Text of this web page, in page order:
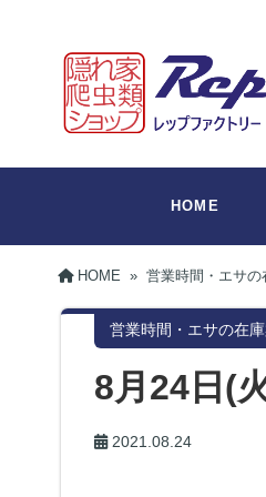
HOME
HOME » 営業時間・エサの
営業時間・エサの在
8月24日(
2021.08.24